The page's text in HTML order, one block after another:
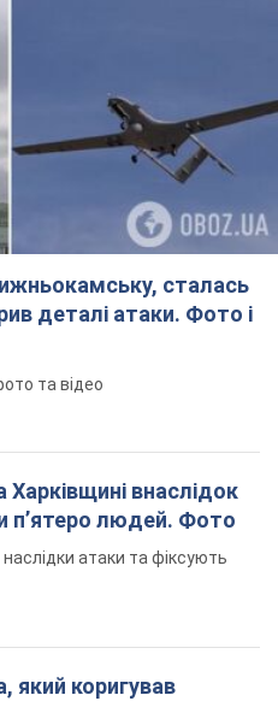
сталась
деталі атаки. Фото і
та відео
внаслідок
п’ятеро людей. Фото
атаки та фіксують
який коригував